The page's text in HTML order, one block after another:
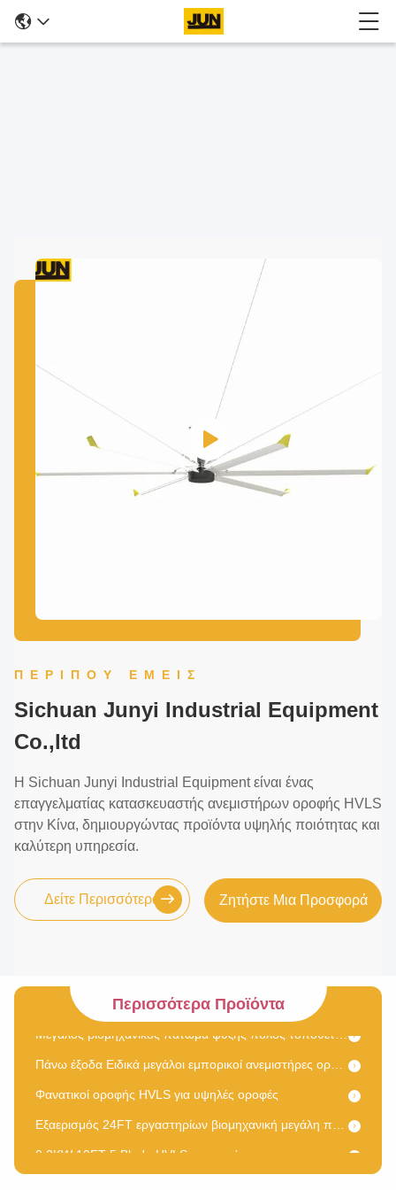
ΠΕΡΊΠΟΥ ΕΜΕΊΣ
Sichuan Junyi Industrial Equipment
Co.,ltd
Η Sichuan Junyi Industrial Equipment είναι ένας
επαγγελματίας κατασκευαστής ανεμιστήρων οροφής HVLS
στην Κίνα, δημιουργώντας προϊόντα υψηλής ποιότητας και
καλύτερη υπηρεσία.
Δείτε Περισσότερα Ζητήστε Μια Προσφορά
Περισσότερα Προϊόντα
24FT Pmsm αεραγωγός εμπορικού γκαράζ HVLS ανεμιστήρας οροφής
Φανατικοί οροφής HVLS για υψηλές οροφές
0.2KW 10FT 5 Blade HVLS ανεμιστήρας